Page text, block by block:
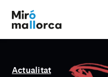
Actualitat